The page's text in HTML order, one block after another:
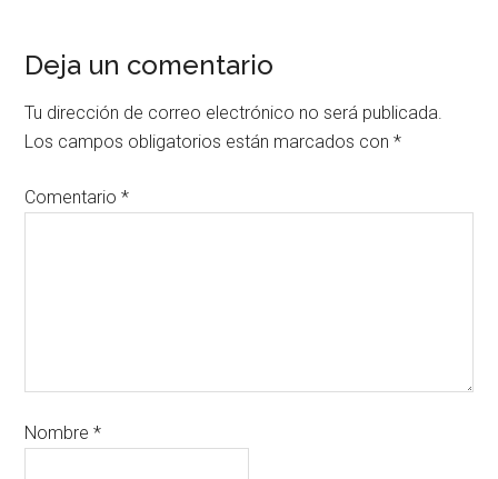
Deja un comentario
Tu dirección de correo electrónico no será publicada.
Los campos obligatorios están marcados con*
Comentario*
Nombre*